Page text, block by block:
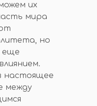
их
мира
но
еще
настоящее
между